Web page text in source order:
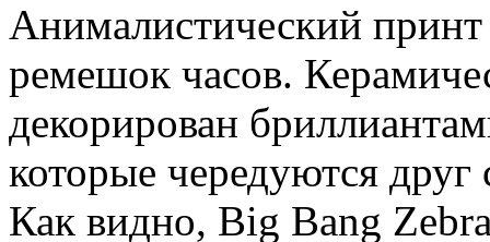
Анималистический
ремешок часов.
декорирован
которые чередуются
Как видно, Big Bang